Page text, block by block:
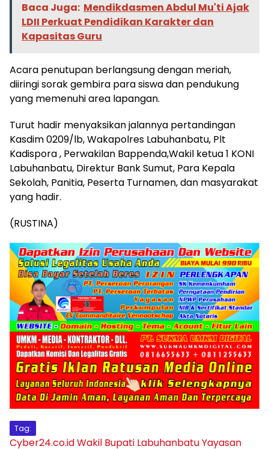
Baca Juga: Mendikdasmen Abdul Mu'ti Ajak
LDII Perkuat Pendidikan Karakter dan
Kapasitas Guru
Acara penutupan berlangsung dengan meriah,
diiringi sorak gembira para siswa dan pendukung
yang memenuhi area lapangan.
Turut hadir menyaksikan jalannya pertandingan
Kasdim 0209/lb, Wakapolres Labuhanbatu, Plt
Kadispora , Perwakilan Bappenda,Wakil ketua 1 KONI
Labuhanbatu, Direktur Bank Sumut, Para Kepala
Sekolah, Panitia, Peserta Turnamen, dan masyarakat
yang hadir.
(RUSTINA)
Tag:
Cyber24.co.idWakil Bupati LabuhanbatuYayasan